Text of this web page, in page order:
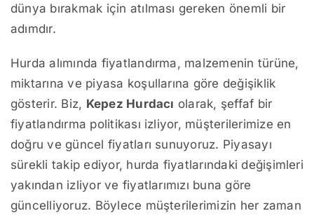
dünya bırakmak için atılması gereken önemli bir
adımdır.
Hurda alımında fiyatlandırma, malzemenin türüne,
miktarına ve piyasa koşullarına göre değişiklik
gösterir. Biz, Kepez Hurdacı olarak, şeffaf bir
fiyatlandırma politikası izliyor, müşterilerimize en
doğru ve güncel fiyatları sunuyoruz. Piyasayı
sürekli takip ediyor, hurda fiyatlarındaki değişimleri
yakından izliyor ve fiyatlarımızı buna göre
güncelliyoruz. Böylece müşterilerimizin her zaman